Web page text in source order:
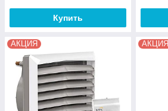
Купить
АКЦИЯ АКЦИЯ